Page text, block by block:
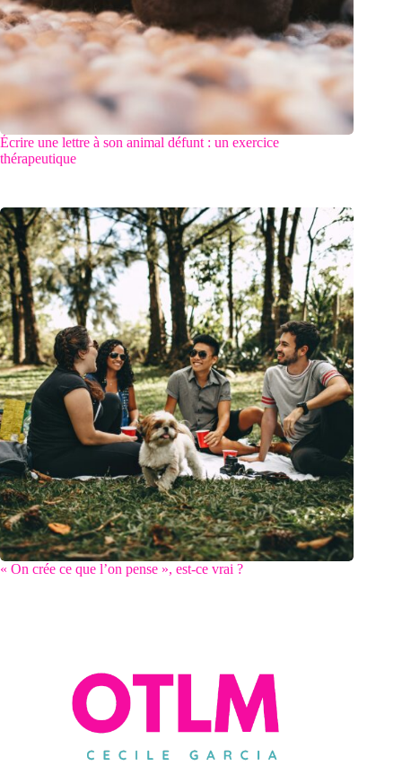
Écrire une lettre à son animal défunt : un exercice
thérapeutique
« On crée ce que l’on pense », est-ce vrai ?